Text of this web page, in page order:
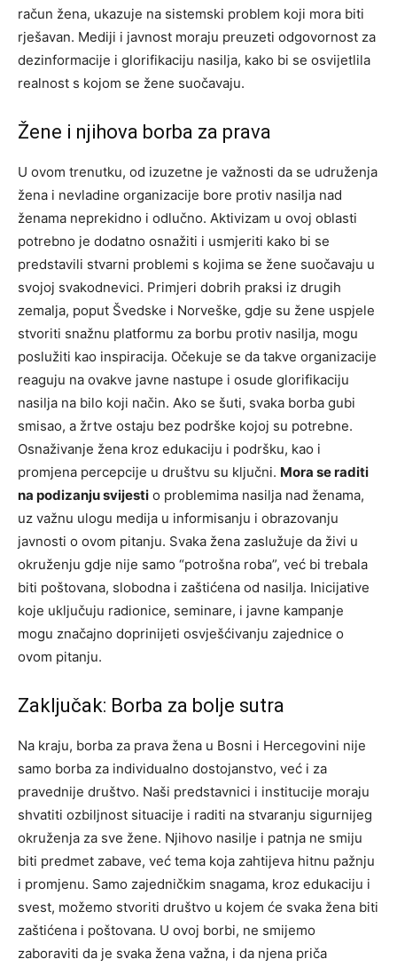
račun žena, ukazuje na sistemski problem koji mora biti
rješavan. Mediji i javnost moraju preuzeti odgovornost za
dezinformacije i glorifikaciju nasilja, kako bi se osvijetlila
realnost s kojom se žene suočavaju.
Žene i njihova borba za prava
U ovom trenutku, od izuzetne je važnosti da se udruženja
žena i nevladine organizacije bore protiv nasilja nad
ženama neprekidno i odlučno. Aktivizam u ovoj oblasti
potrebno je dodatno osnažiti i usmjeriti kako bi se
predstavili stvarni problemi s kojima se žene suočavaju u
svojoj svakodnevici. Primjeri dobrih praksi iz drugih
zemalja, poput Švedske i Norveške, gdje su žene uspjele
stvoriti snažnu platformu za borbu protiv nasilja, mogu
poslužiti kao inspiracija. Očekuje se da takve organizacije
reaguju na ovakve javne nastupe i osude glorifikaciju
nasilja na bilo koji način. Ako se šuti, svaka borba gubi
smisao, a žrtve ostaju bez podrške kojoj su potrebne.
Osnaživanje žena kroz edukaciju i podršku, kao i
promjena percepcije u društvu su ključni. Mora se raditi
na podizanju svijesti o problemima nasilja nad ženama,
uz važnu ulogu medija u informisanju i obrazovanju
javnosti o ovom pitanju. Svaka žena zaslužuje da živi u
okruženju gdje nije samo “potrošna roba”, već bi trebala
biti poštovana, slobodna i zaštićena od nasilja. Inicijative
koje uključuju radionice, seminare, i javne kampanje
mogu značajno doprinijeti osvješćivanju zajednice o
ovom pitanju.
Zaključak: Borba za bolje sutra
Na kraju, borba za prava žena u Bosni i Hercegovini nije
samo borba za individualno dostojanstvo, već i za
pravednije društvo. Naši predstavnici i institucije moraju
shvatiti ozbiljnost situacije i raditi na stvaranju sigurnijeg
okruženja za sve žene. Njihovo nasilje i patnja ne smiju
biti predmet zabave, već tema koja zahtijeva hitnu pažnju
i promjenu. Samo zajedničkim snagama, kroz edukaciju i
svest, možemo stvoriti društvo u kojem će svaka žena biti
zaštićena i poštovana. U ovoj borbi, ne smijemo
zaboraviti da je svaka žena važna, i da njena priča